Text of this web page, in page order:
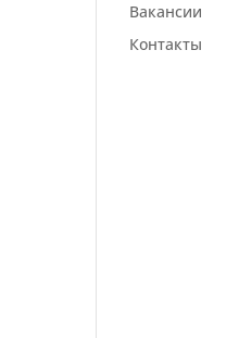
Вакансии
Контакты